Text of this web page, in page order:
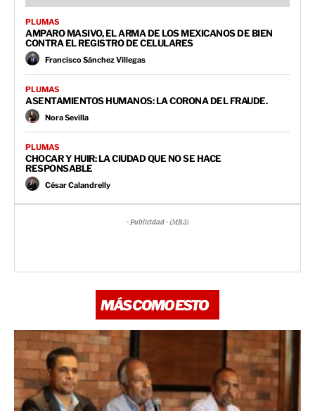
PLUMAS
AMPARO MASIVO, EL ARMA DE LOS MEXICANOS DE BIEN
CONTRA EL REGISTRO DE CELULARES
Francisco Sánchez Villegas
PLUMAS
ASENTAMIENTOS HUMANOS: LA CORONA DEL FRAUDE.
Nora Sevilla
PLUMAS
CHOCAR Y HUIR: LA CIUDAD QUE NO SE HACE
RESPONSABLE
César Calandrelly
- Publicidad - (MR3)
MÁS COMO ESTO